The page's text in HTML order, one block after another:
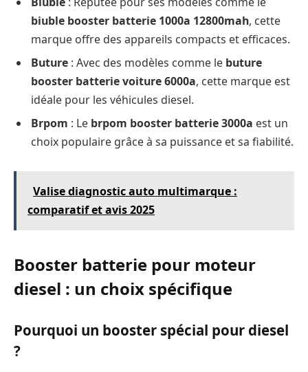
biuble booster batterie 1000a 12800mah, cette
marque offre des appareils compacts et efficaces.
Buture : Avec des modèles comme le buture
booster batterie voiture 6000a, cette marque est
idéale pour les véhicules diesel.
Brpom : Le brpom booster batterie 3000a est un
choix populaire grâce à sa puissance et sa fiabilité.
Valise diagnostic auto multimarque :
comparatif et avis 2025
Booster batterie pour moteur
diesel : un choix spécifique
Pourquoi un booster spécial pour diesel
?